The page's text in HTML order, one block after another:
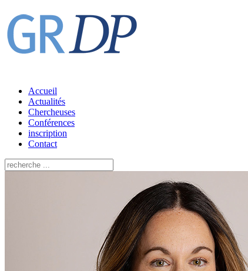
Accueil
Actualités
Chercheuses
Conférences
inscription
Contact